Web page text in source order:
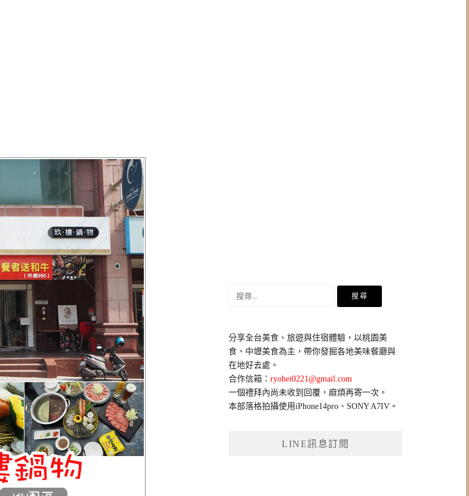
鍵
字:
分享全台美食、旅遊與住宿體驗，以桃園美
食、中壢美食為主，帶你發掘各地美味餐廳與
在地好去處。
合作信箱：ryohei0221@gmail.com
一個禮拜內尚未收到回覆，麻煩再寄一次。
本部落格拍攝使用iPhone14pro、SONY A7IV。
LINE訊息訂閱